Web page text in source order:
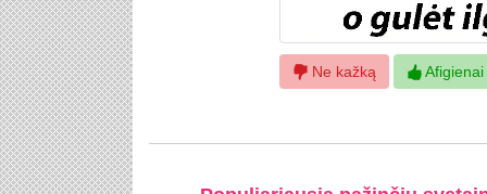
Ne kažką Afigienai